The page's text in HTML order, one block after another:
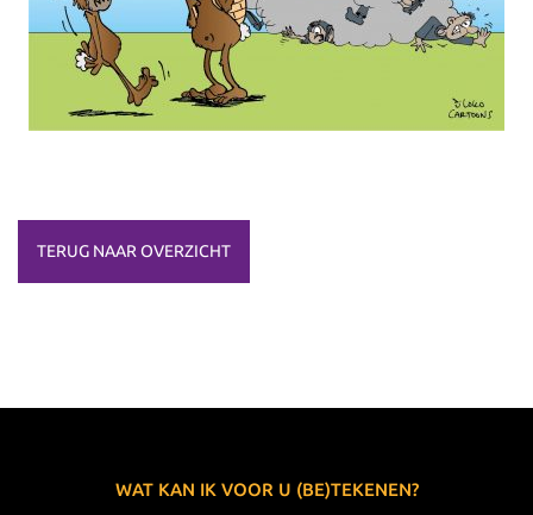
TERUG NAAR OVERZICHT
WAT KAN IK VOOR U (BE)TEKENEN?